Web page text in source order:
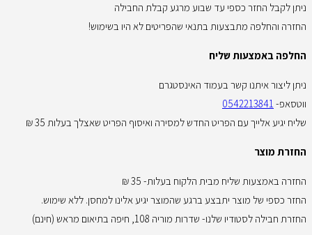
ניתן לקבל החזר כספי עד שבוע מרגע קבלת החבילה
החזרה והחלפה מתבצעות בתנאי שהפריטים לא היו בשימוש!
החלפה באמצעות שליח
ניתן ליצור איתנו קשר בעמוד האינסטגרם
ווטסאפ- 0542213841
שליח יגיע אלייך עם הפריט החדש למסירה ואיסוף הפריט שאצלך בעלות 35 ₪
החזרת מוצר
החזרה באמצעות שליח מבית הלקוח בעלות- 35 ₪
החזר כספי של מוצר יתבצע ברגע שהמוצר יגיע אלינו למחסן. ללא שימוש.
החזרת חבילה לסטודיו שלנו- שדרות מוריה 108, חיפה בתיאום מראש (חינם)